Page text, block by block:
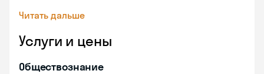
Читать дальше
Услуги и цены
Обществознание